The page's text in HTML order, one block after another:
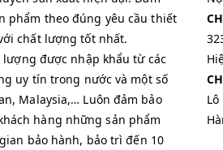
phẩm theo đúng yêu cầu thiết
chất lượng tốt nhất.
lượng được nhập khẩu từ các
uy tín trong nước và một số
Malaysia,… Luôn đảm bảo
hàng những sản phẩm
bảo hành, bảo trì đến 10